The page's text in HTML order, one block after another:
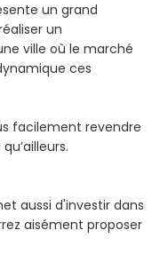
un grand
un
ville où le marché
ces
facilement revendre
aussi d'investir dans
aisément proposer